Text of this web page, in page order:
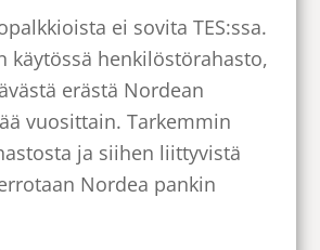
ei sovita TES:ssa.
käytössä henkilöstörahasto,
erästä Nordean
vuosittain. Tarkemmin
ja siihen liittyvistä
Nordea pankin